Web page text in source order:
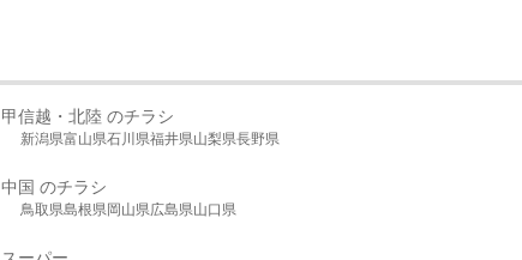
甲信越・北陸 のチラシ
新潟県富山県石川県福井県山梨県長野県
中国 のチラシ
鳥取県島根県岡山県広島県山口県